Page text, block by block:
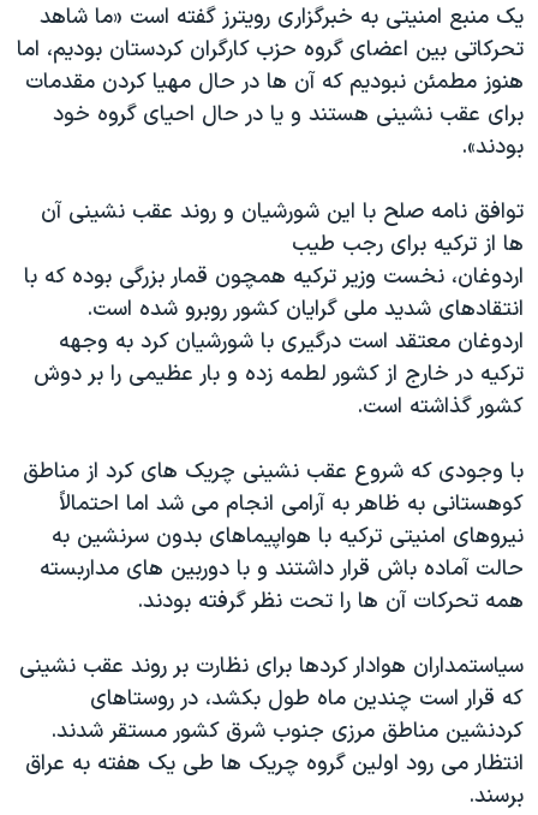
یک منبع امنیتی به خبرگزاری رویترز گفته است «ما شاهد
تحرکاتی بین اعضای گروه حزب کارگران کردستان بودیم، اما
هنوز مطمئن نبودیم که آن ها در حال مهیا کردن مقدمات
برای عقب نشینی هستند و یا در حال احیای گروه خود
بودند».
توافق نامه صلح با این شورشیان و روند عقب نشینی آن
ها از ترکیه برای رجب طیب
اردوغان، نخست وزیر ترکیه همچون قمار بزرگی بوده که با
انتقادهای شدید ملی گرایان کشور روبرو شده است.
اردوغان معتقد است درگیری با شورشیان کرد به وجهه
ترکیه در خارج از کشور لطمه زده و بار عظیمی را بر دوش
کشور گذاشته است.
با وجودی که شروع عقب نشینی چریک های کرد از مناطق
کوهستانی به ظاهر به آرامی انجام می شد اما احتمالاً
نیروهای امنیتی ترکیه با هواپیماهای بدون سرنشین به
حالت آماده باش قرار داشتند و با دوربین های مداربسته
همه تحرکات آن ها را تحت نظر گرفته بودند.
سیاستمداران هوادار کردها برای نظارت بر روند عقب نشینی
که قرار است چندین ماه طول بکشد، در روستاهای
کردنشین مناطق مرزی جنوب شرق کشور مستقر شدند.
انتظار می رود اولین گروه چریک ها طی یک هفته به عراق
برسند.